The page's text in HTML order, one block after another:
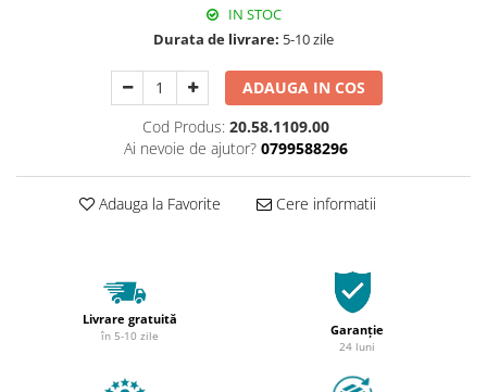
IN STOC
Durata de livrare: 5-10 zile
ADAUGA IN COS
Cod Produs: 20.58.1109.00
Ai nevoie de ajutor? 0799588296
Adauga la Favorite Cere informatii
Livrare gratuită
în 5-10 zile Garanție
24 luni